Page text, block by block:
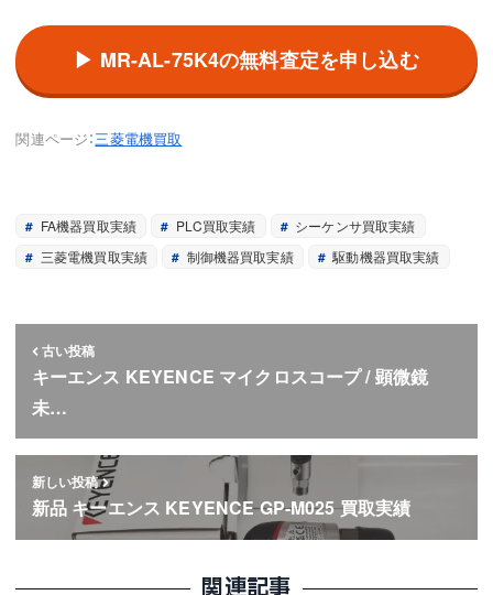
▶ MR-AL-75K4の無料査定を申し込む
関連ページ：三菱電機買取
FA機器買取実績 PLC買取実績
シーケンサ買取実績
三菱電機買取実績
制御機器買取実績 駆動機器買取実績
古い投稿
キーエンス KEYENCE マイクロスコープ / 顕微鏡
未…
新しい投稿
新品 キーエンス KEYENCE GP-M025 買取実績